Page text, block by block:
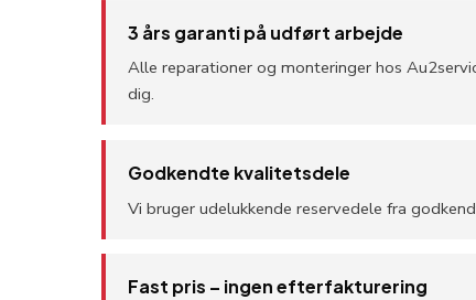
3 års garanti på udført arbejde
Alle reparationer og monteringer hos
dig.
Godkendte kvalitetsdele
Vi bruger udelukkende reservedele fra
Fast pris – ingen efterfakturering